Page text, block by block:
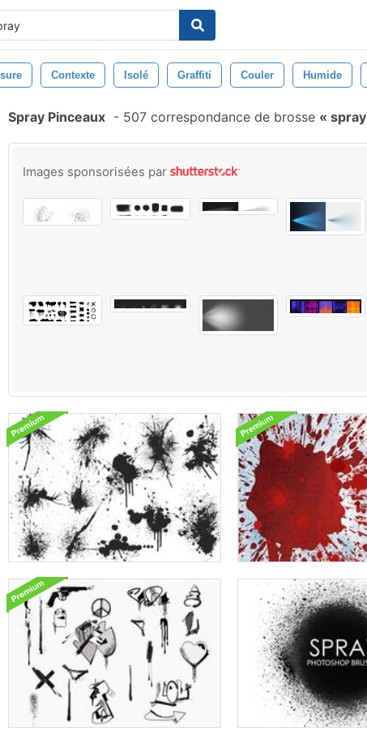
Contexte Isolé Graffiti Couler Humide
Spray Pinceaux - 507 correspondance de brosse spray
Images sponsorisées par